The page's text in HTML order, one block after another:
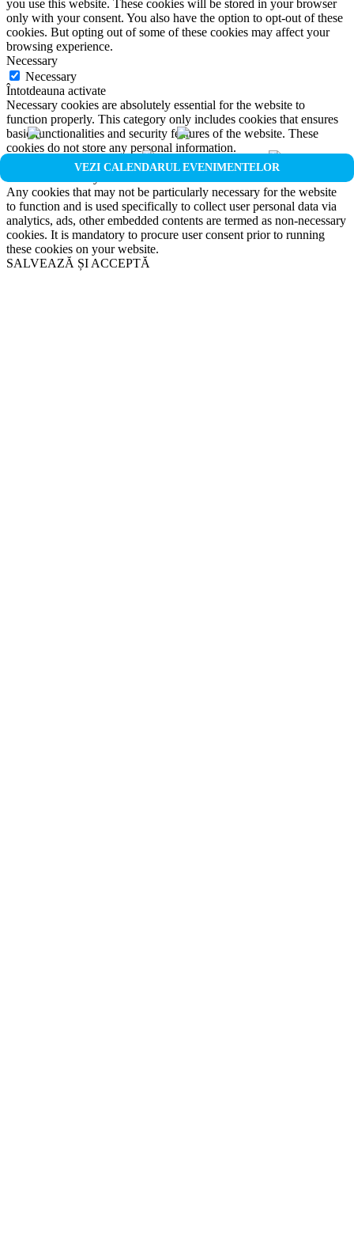
VEZI CALENDARUL EVENIMENTELOR
you use this website. These cookies will be stored in your browser
only with your consent. You also have the option to opt-out of these
cookies. But opting out of some of these cookies may affect your
browsing experience.
Necessary
Necessary
Întotdeauna activate
Necessary cookies are absolutely essential for the website to
function properly. This category only includes cookies that ensures
basic functionalities and security features of the website. These
cookies do not store any personal information.
Non-necessary
Any cookies that may not be particularly necessary for the website
to function and is used specifically to collect user personal data via
analytics, ads, other embedded contents are termed as non-necessary
cookies. It is mandatory to procure user consent prior to running
these cookies on your website.
SALVEAZĂ ȘI ACCEPTĂ